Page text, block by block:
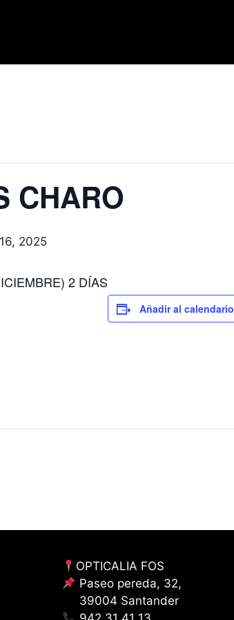
CHARO
2025
2 DÍAS
Añadir al calendario
OPTICALIA FOS
Paseo pereda, 32,
39004 Santander